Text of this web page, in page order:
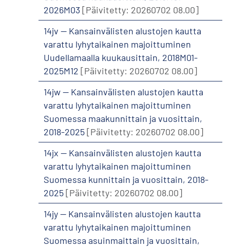
2026M03 [Päivitetty: 20260702 08.00]
14jv -- Kansainvälisten alustojen kautta
varattu lyhytaikainen majoittuminen
Uudellamaalla kuukausittain, 2018M01-
2025M12 [Päivitetty: 20260702 08.00]
14jw -- Kansainvälisten alustojen kautta
varattu lyhytaikainen majoittuminen
Suomessa maakunnittain ja vuosittain,
2018-2025[Päivitetty: 20260702 08.00]
14jx -- Kansainvälisten alustojen kautta
varattu lyhytaikainen majoittuminen
Suomessa kunnittain ja vuosittain, 2018-
2025[Päivitetty: 20260702 08.00]
14jy -- Kansainvälisten alustojen kautta
varattu lyhytaikainen majoittuminen
Suomessa asuinmaittain ja vuosittain,